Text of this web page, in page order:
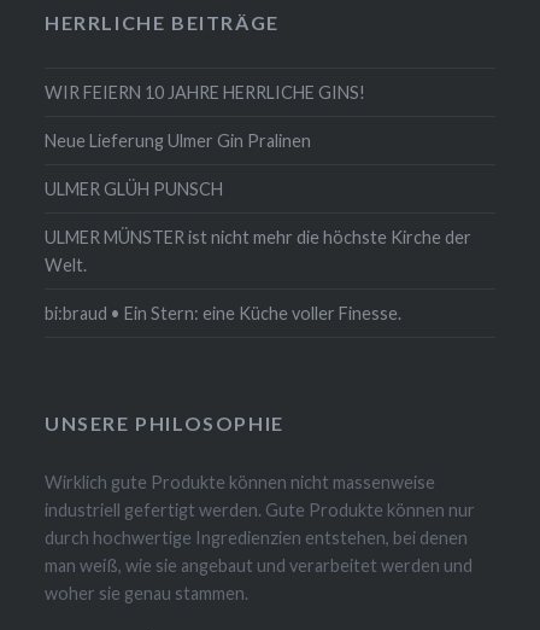
HERRLICHE BEITRÄGE
WIR FEIERN 10 JAHRE HERRLICHE GINS!
Neue Lieferung Ulmer Gin Pralinen
ULMER GLÜH PUNSCH
ULMER MÜNSTER ist nicht mehr die höchste Kirche der
Welt.
bi:braud • Ein Stern: eine Küche voller Finesse.
UNSERE PHILOSOPHIE
Wirklich gute Produkte können nicht massenweise
industriell gefertigt werden. Gute Produkte können nur
durch hochwertige Ingredienzien entstehen, bei denen
man weiß, wie sie angebaut und verarbeitet werden und
woher sie genau stammen.